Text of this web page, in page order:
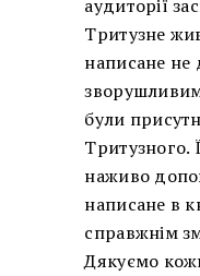
аудиторії
Тритузне
написане не
були
Тритузного.
наживо
написане в
справжнім
Дякуємо